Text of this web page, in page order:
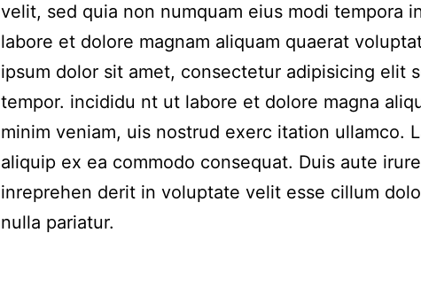
velit, sed quia non numquam eius modi tempora
labore et dolore magnam aliquam quaerat
ipsum dolor sit amet, consectetur adipisicing elit
tempor. incididu nt ut labore et dolore magna
minim veniam, uis nostrud exerc itation ullamco.
aliquip ex ea commodo consequat. Duis aute
inreprehen derit in voluptate velit esse cillum
nulla pariatur.